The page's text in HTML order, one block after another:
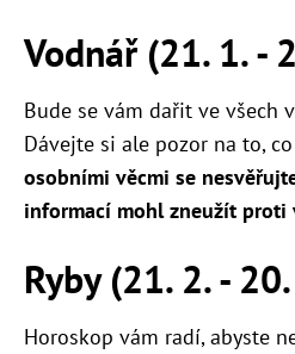
Vodnář (21. 1. -
Bude se vám dařit ve všech
Dávejte si ale pozor na to,
osobními věcmi se
informací mohl zneužít proti
Ryby (21. 2. -
Horoskop vám radí, abyste